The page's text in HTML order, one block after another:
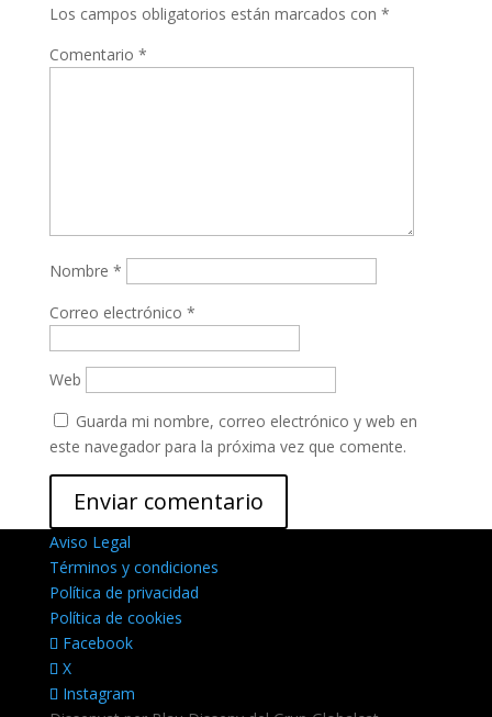
Los campos obligatorios están marcados con *
Comentario *
Nombre *
Correo electrónico *
Web
Guarda mi nombre, correo electrónico y web en
este navegador para la próxima vez que comente.
Aviso Legal
Términos y condiciones
Política de privacidad
Política de cookies
Facebook
X
Instagram